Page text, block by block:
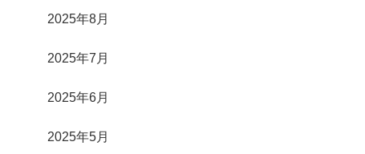
2025年8月
2025年7月
2025年6月
2025年5月